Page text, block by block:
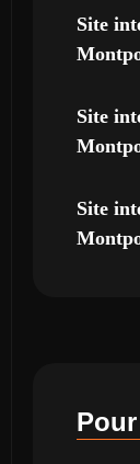
Site
Site
Site